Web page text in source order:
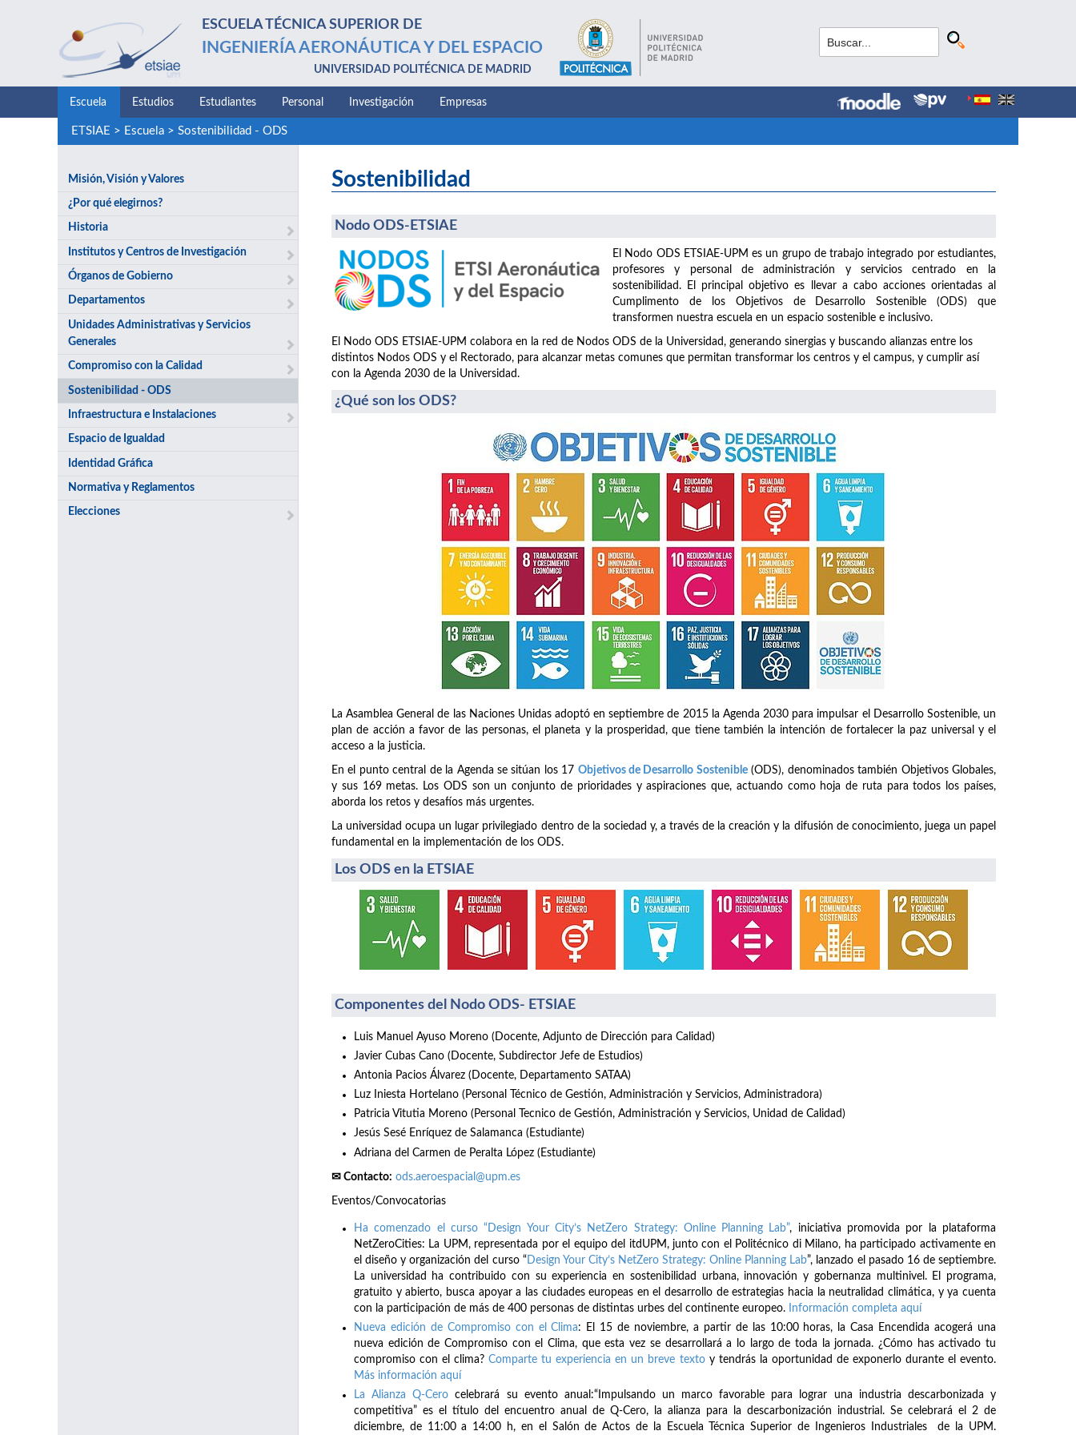
ESCUELA TÉCNICA SUPERIOR DE
INGENIERÍA AERONÁUTICA Y DEL ESPACIO
UNIVERSIDAD POLITÉCNICA DE MADRID
Escuela Estudios Estudiantes Personal Investigación Empresas
ETSIAE > Escuela> Sostenibilidad - ODS
Misión, Visión y Valores
¿Por qué elegirnos?
Historia
Institutos y Centros de Investigación
Órganos de Gobierno
Departamentos
Unidades Administrativas y Servicios
Generales
Compromiso con la Calidad
Sostenibilidad - ODS
Infraestructura e Instalaciones
Espacio de Igualdad
Identidad Gráfica
Normativa y Reglamentos
Elecciones
Sostenibilidad
Nodo ODS-ETSIAE
El Nodo ODS ETSIAE-UPM es un grupo de trabajo integrado por estudiantes,
profesores y personal de administración y servicios centrado en la
sostenibilidad. El principal objetivo es llevar a cabo acciones orientadas al
Cumplimento de los Objetivos de Desarrollo Sostenible (ODS) que
transformen nuestra escuela en un espacio sostenible e inclusivo.
El Nodo ODS ETSIAE-UPM colabora en la red de Nodos ODS de la Universidad, generando sinergias y buscando alianzas entre los
distintos Nodos ODS y el Rectorado, para alcanzar metas comunes que permitan transformar los centros y el campus, y cumplir así
con la Agenda 2030 de la Universidad.
¿Qué son los ODS?
La Asamblea General de las Naciones Unidas adoptó en septiembre de 2015 la Agenda 2030 para impulsar el Desarrollo Sostenible, un
plan de acción a favor de las personas, el planeta y la prosperidad, que tiene también la intención de fortalecer la paz universal y el
acceso a la justicia.
En el punto central de la Agenda se sitúan los 17 Objetivos de Desarrollo Sostenible(ODS), denominados también Objetivos Globales,
y sus 169 metas. Los ODS son un conjunto de prioridades y aspiraciones que, actuando como hoja de ruta para todos los países,
aborda los retos y desafíos más urgentes.
La universidad ocupa un lugar privilegiado dentro de la sociedad y, a través de la creación y la difusión de conocimiento, juega un papel
fundamental en la implementación de los ODS.
Los ODS en la ETSIAE
Componentes del Nodo ODS- ETSIAE
Luis Manuel Ayuso Moreno (Docente, Adjunto de Dirección para Calidad)
Javier Cubas Cano (Docente, Subdirector Jefe de Estudios)
Antonia Pacios Álvarez (Docente, Departamento SATAA)
Luz Iniesta Hortelano (Personal Técnico de Gestión, Administración y Servicios, Administradora)
Patricia Vitutia Moreno (Personal Tecnico de Gestión, Administración y Servicios, Unidad de Calidad)
Jesús Sesé Enríquez de Salamanca (Estudiante)
Adriana del Carmen de Peralta López (Estudiante)
✉ Contacto: ods.aeroespacial@upm.es
Eventos/Convocatorias
Ha comenzado el curso “Design Your City’s NetZero Strategy: Online Planning Lab”, iniciativa promovida por la plataforma
NetZeroCities: La UPM, representada por el equipo del itdUPM, junto con el Politécnico di Milano, ha participado activamente en
el diseño y organización del curso “Design Your City’s NetZero Strategy: Online Planning Lab”, lanzado el pasado 16 de septiembre.
La universidad ha contribuido con su experiencia en sostenibilidad urbana, innovación y gobernanza multinivel. El programa,
gratuito y abierto, busca apoyar a las ciudades europeas en el desarrollo de estrategias hacia la neutralidad climática, y ya cuenta
con la participación de más de 400 personas de distintas urbes del continente europeo.
Información completa aquí
Nueva edición de Compromiso con el Clima: El 15 de noviembre, a partir de las 10:00 horas, la Casa Encendida acogerá una
nueva edición de Compromiso con el Clima, que esta vez se desarrollará a lo largo de toda la jornada. ¿Cómo has activado tu
compromiso con el clima?Comparte tu experiencia en un breve textoy tendrás la oportunidad de exponerlo durante el evento.
Más información aquí
La Alianza Q-Cero celebrará su evento anual:“Impulsando un marco favorable para lograr una industria descarbonizada y
competitiva” es el título del encuentro anual de Q-Cero, la alianza para la descarbonización industrial. Se celebrará el 2 de
diciembre, de 11:00 a 14:00 h, en el Salón de Actos de la Escuela Técnica Superior de Ingenieros Industriales de la UPM.